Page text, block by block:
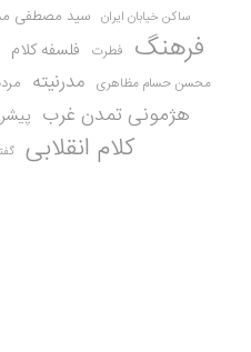
ساکن خیابان ایران سید مصطفی
فرهنگ فطرت فلسفه کلام
محسن حسام مظاهری مدرنیته
هژمونی تمدن غرب
کلام انقلابی